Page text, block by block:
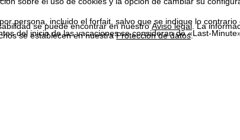
se puede encontrar en nuestroAviso legal . La
se establecen en nuestraProtección de datos.
persona, incluido el forfait, salvo que se indique lo
del inicio de las vacaciones se consideran de «Last-